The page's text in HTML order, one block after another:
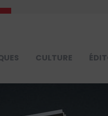
CULTURE